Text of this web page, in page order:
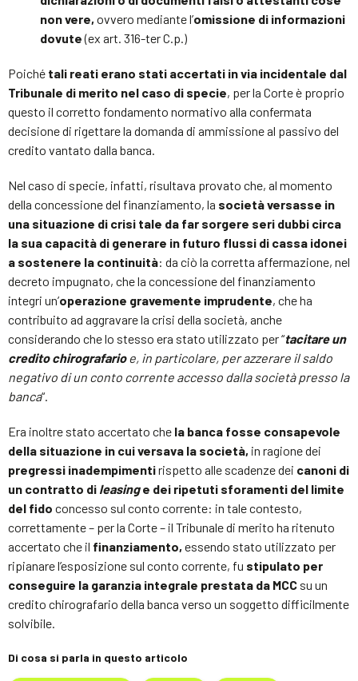
non vere, ovvero mediante l’omissione di informazioni
dovute(ex art. 316-ter C.p.)
Poiché tali reati erano stati accertati in via incidentale dal
Tribunale di merito nel caso di specie, per la Corte è proprio
questo il corretto fondamento normativo alla confermata
decisione di rigettare la domanda di ammissione al passivo del
credito vantato dalla banca.
Nel caso di specie, infatti, risultava provato che, al momento
della concessione del finanziamento, la società versasse in
una situazione di crisi tale da far sorgere seri dubbi circa
la sua capacità di generare in futuro flussi di cassa idonei
a sostenere la continuità: da ciò la corretta affermazione, nel
decreto impugnato, che la concessione del finanziamento
integri un’operazione gravemente imprudente, che ha
contribuito ad aggravare la crisi della società, anche
considerando che lo stesso era stato utilizzato per “tacitare un
credito chirografarioe, in particolare, per azzerare il saldo
negativo di un conto corrente accesso dalla società presso la
banca“.
Era inoltre stato accertato che la banca fosse consapevole
della situazione in cui versava la società, in ragione dei
pregressi inadempimentirispetto alle scadenze dei canoni di
un contratto di leasinge dei ripetuti sforamenti del limite
del fido concesso sul conto corrente: in tale contesto,
correttamente – per la Corte – il Tribunale di merito ha ritenuto
accertato che il finanziamento, essendo stato utilizzato per
ripianare l’esposizione sul conto corrente, fu stipulato per
conseguire la garanzia integrale prestata da MCC su un
credito chirografario della banca verso un soggetto difficilmente
solvibile.
Di cosa si parla in questo articolo